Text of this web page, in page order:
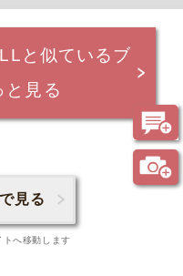
と似ているブ
と見る
見る
へ移動します